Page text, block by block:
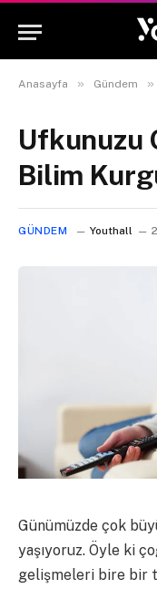
Anasayfa » Gündem »
Ufkunuzu
Bilim
GÜNDEM Youthall
Günümüzde çok
yaşıyoruz. Öyle ki
gelişmeleri bire bir